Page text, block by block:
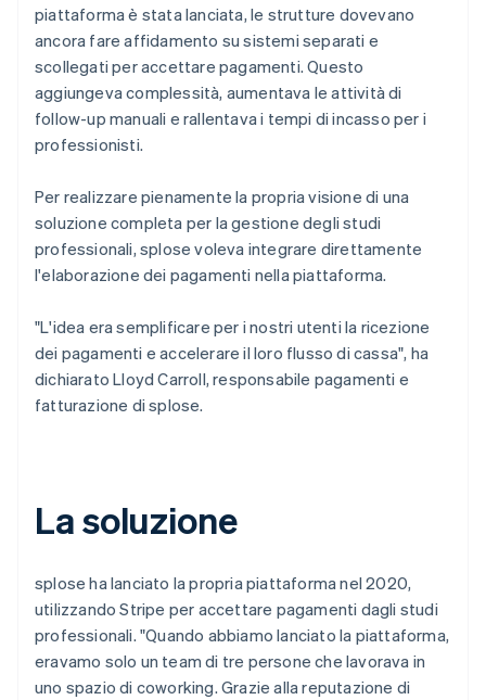
piattaforma è stata lanciata, le strutture dovevano
ancora fare affidamento su sistemi separati e
scollegati per accettare pagamenti. Questo
aggiungeva complessità, aumentava le attività di
follow-up manuali e rallentava i tempi di incasso per i
professionisti.
Per realizzare pienamente la propria visione di una
soluzione completa per la gestione degli studi
professionali, splose voleva integrare direttamente
l'elaborazione dei pagamenti nella piattaforma.
"L'idea era semplificare per i nostri utenti la ricezione
dei pagamenti e accelerare il loro flusso di cassa", ha
dichiarato Lloyd Carroll, responsabile pagamenti e
fatturazione di splose.
La soluzione
splose ha lanciato la propria piattaforma nel 2020,
utilizzando Stripe per accettare pagamenti dagli studi
professionali. "Quando abbiamo lanciato la piattaforma,
eravamo solo un team di tre persone che lavorava in
uno spazio di coworking. Grazie alla reputazione di